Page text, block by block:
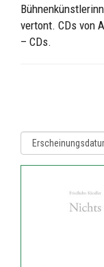
vertont. CDs von
– CDs.